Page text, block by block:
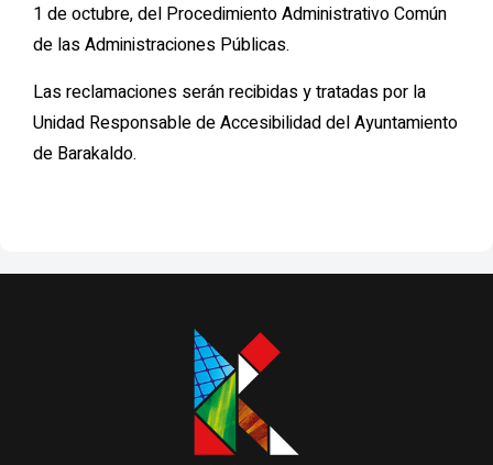
1 de octubre, del Procedimiento Administrativo Común
de las Administraciones Públicas.
Las reclamaciones serán recibidas y tratadas por la
Unidad Responsable de Accesibilidad del Ayuntamiento
de Barakaldo.